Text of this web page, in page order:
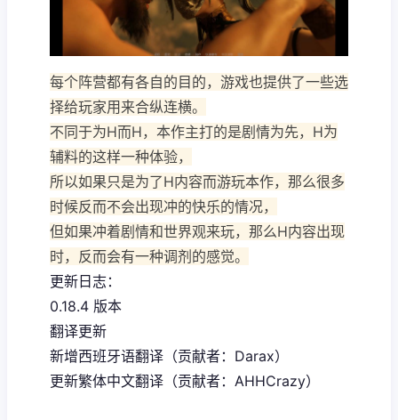
每个阵营都有各自的目的，游戏也提供了一些选
择给玩家用来合纵连横。
不同于为H而H，本作主打的是剧情为先，H为
辅料的这样一种体验，
所以如果只是为了H内容而游玩本作，那么很多
时候反而不会出现冲的快乐的情况，
但如果冲着剧情和世界观来玩，那么H内容出现
时，反而会有一种调剂的感觉。
更新日志：
0.18.4 版本
翻译更新
新增西班牙语翻译（贡献者：Darax）
更新繁体中文翻译（贡献者：AHHCrazy）